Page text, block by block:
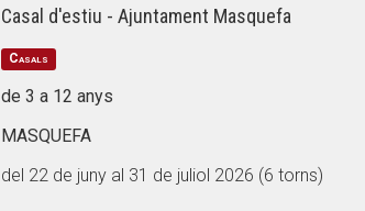
Casal d'estiu - Ajuntament Masquefa
Casals
de 3 a 12 anys
MASQUEFA
del 22 de juny al 31 de juliol 2026 (6 torns)